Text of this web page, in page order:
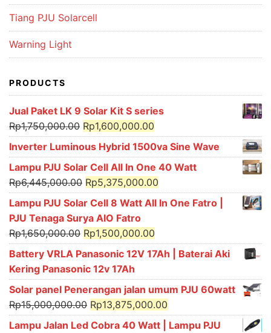
Tiang PJU Solarcell
Warning Light
PRODUCTS
Jual Paket LK 9 Solar Kit S series
Rp1,750,000.00 Original
price
was:
Rp1,750,000.00.
Rp1,600,000.00
price
is:
Rp1,600,000.00.
Inverter Luminous Hybrid 1500va Sine Wave
Lampu PJU Solar Cell All In One 40 Watt
Rp6,445,000.00 Original
price
was:
Rp6,445,000.00.
Rp5,375,000.00
price
Lampu PJU Solar Cell 8 Watt All In One Fatro |
PJU Tenaga Surya AIO Fatro
Rp1,650,000.00 Original
price
was:
Rp1,650,000.00.
Rp1,500,000.00
price
Rp1,500,000.00.
Battery VRLA Panasonic 12V 17Ah | Baterai Aki
Kering Panasonic 12v 17Ah
Solar panel Penerangan jalan umum PJU 60watt
Rp15,000,000.00 Original
price
Rp13,875,000.00
price
Lampu Jalan Led Cobra 40 Watt | Lampu PJU